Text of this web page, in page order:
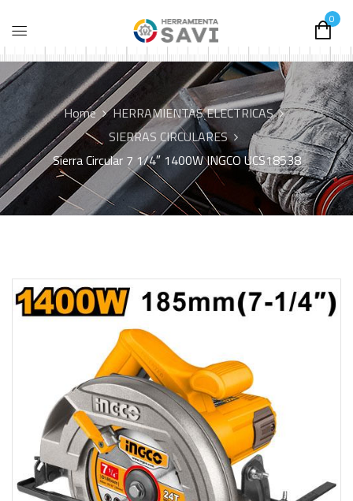
0
Home
HERRAMIENTAS ELECTRICAS
SIERRAS CIRCULARES
Sierra Circular 7 1/4″ 1400W INGCO UCS18538